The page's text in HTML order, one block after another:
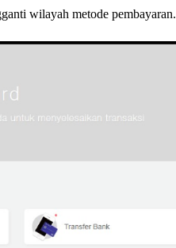
wilayah metode pembayaran.